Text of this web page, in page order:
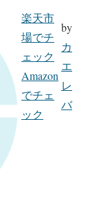
楽天市
場でチ
ェック
Amazon
でチェ
ック
by
カ
エ
レ
バ